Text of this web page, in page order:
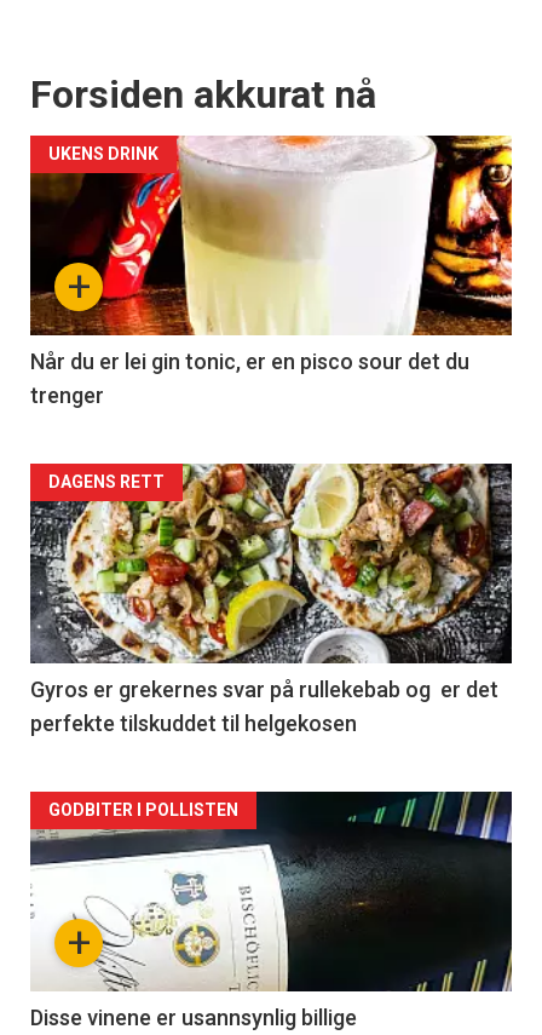
Forsiden akkurat nå
+
UKENS DRINK
Når du er lei gin tonic, er en pisco sour det du
trenger
Forsiden
akkurat
nå
-
2
DAGENS RETT
Gyros er grekernes svar på rullekebab og er det
perfekte tilskuddet til helgekosen
Forsiden
akkurat
nå
3
+
GODBITER I POLLISTEN
Disse vinene er usannsynlig billige